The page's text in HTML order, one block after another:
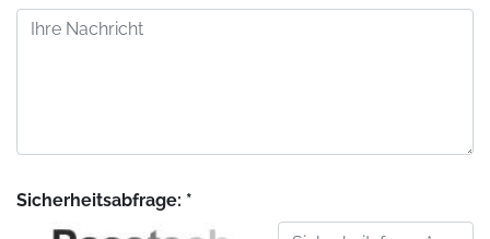
Sicherheitsabfrage: *